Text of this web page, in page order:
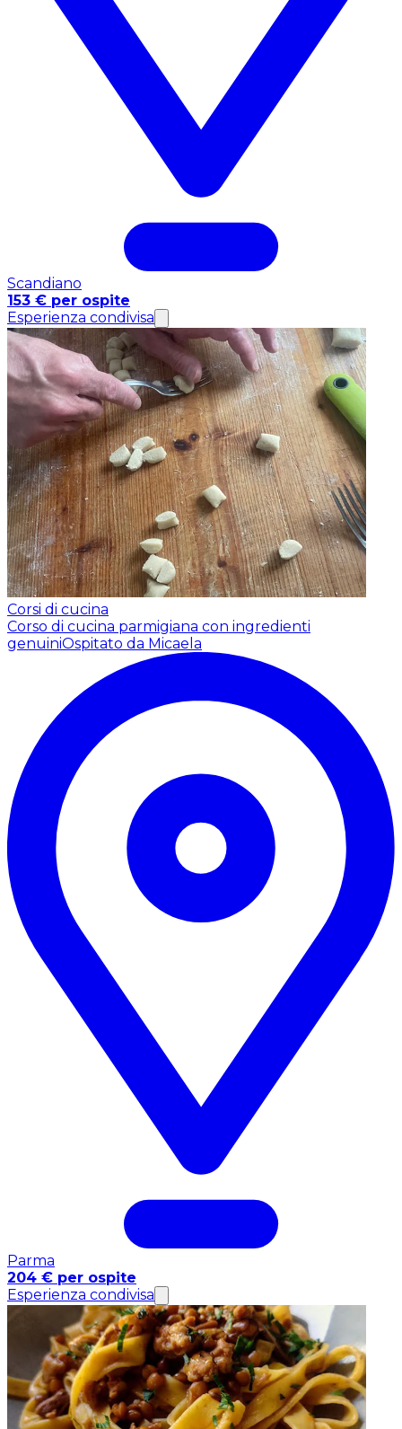
Scandiano
153 € per ospite
Esperienza condivisa
Corsi di cucina
Corso di cucina parmigiana con ingredienti
genuiniOspitato da Micaela
Parma
204 € per ospite
Esperienza condivisa